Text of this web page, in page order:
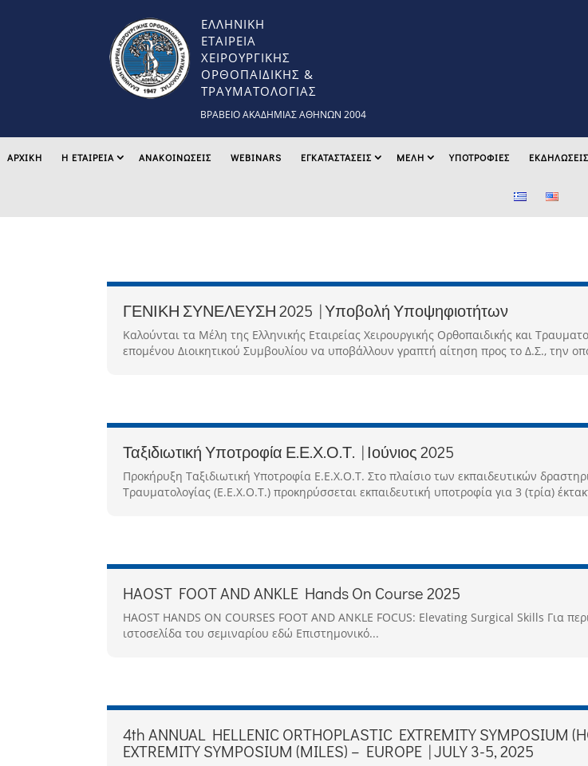
ΕΛΛΗΝΙΚΗ
ΕΤΑΙΡΕΙΑ
ΧΕΙΡΟΥΡΓΙΚΗΣ
ΟΡΘΟΠΑΙΔΙΚΗΣ &
ΤΡΑΥΜΑΤΟΛΟΓΙΑΣ
ΒΡΑΒΕΙΟ ΑΚΑΔΗΜΙΑΣ ΑΘΗΝΩΝ 2004
ΑΡΧΙΚΉ Η ΕΤΑΙΡΕΙΑ ΑΝΑΚΟΙΝΩΣΕΙΣ WEBINARS ΕΓΚΑΤΑΣΤΑΣΕΙΣ ΜΕΛΗ ΥΠΟΤΡΟΦΙΕΣ ΕΚΔΗΛΩΣΕΙΣ
ΓΕΝΙΚΗ ΣΥΝΕΛΕΥΣΗ 2025 | Υποβολή Υποψηφιοτήτων
Καλούνται τα Μέλη της Ελληνικής Εταιρείας Χειρουργικής Ορθοπαιδικής και
επομένου Διοικητικού Συμβουλίου να υποβάλλουν γραπτή αίτηση προς το Δ.Σ., την
Ταξιδιωτική Υποτροφία Ε.Ε.Χ.Ο.Τ. | Ιούνιος 2025
Προκήρυξη Ταξιδιωτική Υποτροφία Ε.Ε.Χ.Ο.Τ. Στο πλαίσιο των εκπαιδευτικών
Τραυματολογίας (Ε.Ε.Χ.Ο.Τ.) προκηρύσσεται εκπαιδευτική υποτροφία για 3 (τρία)
HAOST FOOT AND ANKLE Hands On Course 2025
HAOST HANDS ON COURSES FOOT AND ANKLE FOCUS: Elevating Surgical Skills Για
ιστοσελίδα του σεμιναρίου εδώ Επιστημονικό...
4th ANNUAL HELLENIC ORTHOPLASTIC EXTREMITY SYMPOSIUM
EXTREMITY SYMPOSIUM (MILES) – EUROPE | JULY 3-5, 2025